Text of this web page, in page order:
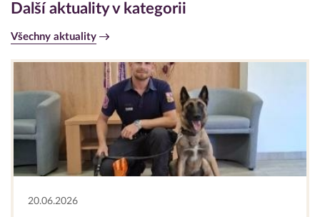
Další aktuality v kategorii
Všechny aktuality
20.06.2026